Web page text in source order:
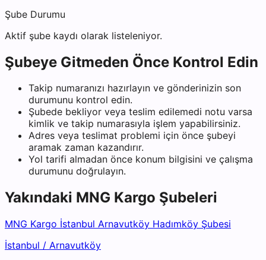
Şube Durumu
Aktif şube kaydı olarak listeleniyor.
Şubeye Gitmeden Önce Kontrol Edin
Takip numaranızı hazırlayın ve gönderinizin son
durumunu kontrol edin.
Şubede bekliyor veya teslim edilemedi notu varsa
kimlik ve takip numarasıyla işlem yapabilirsiniz.
Adres veya teslimat problemi için önce şubeyi
aramak zaman kazandırır.
Yol tarifi almadan önce konum bilgisini ve çalışma
durumunu doğrulayın.
Yakındaki MNG Kargo Şubeleri
MNG Kargo İstanbul Arnavutköy Hadımköy Şubesi
İstanbul / Arnavutköy